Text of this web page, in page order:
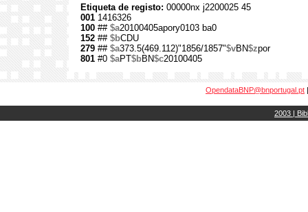
Etiqueta de registo: 00000nx j2200025 45
001 1416326
100 ## $a20100405apory0103 ba0
152 ## $bCDU
279 ## $a373.5(469.112)"1856/1857"$vBN$zpor
801 #0 $aPT$bBN$c20100405
OpendataBNP@bnportugal.pt
2003 |